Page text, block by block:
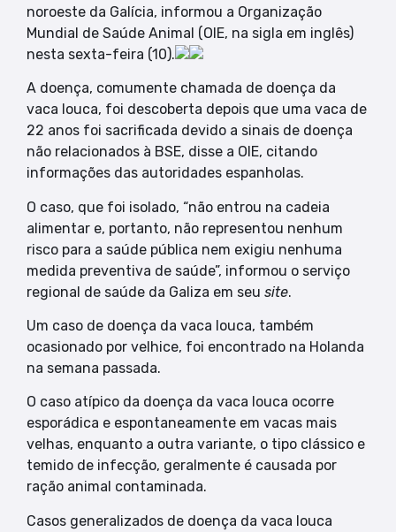
noroeste da Galícia, informou a Organização
Mundial de Saúde Animal (OIE, na sigla em inglês)
nesta sexta-feira (10).
A doença, comumente chamada de doença da
vaca louca, foi descoberta depois que uma vaca de
22 anos foi sacrificada devido a sinais de doença
não relacionados à BSE, disse a OIE, citando
informações das autoridades espanholas.
O caso, que foi isolado, “não entrou na cadeia
alimentar e, portanto, não representou nenhum
risco para a saúde pública nem exigiu nenhuma
medida preventiva de saúde”, informou o serviço
regional de saúde da Galiza em seu site.
Um caso de doença da vaca louca, também
ocasionado por velhice, foi encontrado na Holanda
na semana passada.
O caso atípico da doença da vaca louca ocorre
esporádica e espontaneamente em vacas mais
velhas, enquanto a outra variante, o tipo clássico e
temido de infecção, geralmente é causada por
ração animal contaminada.
Casos generalizados de doença da vaca louca